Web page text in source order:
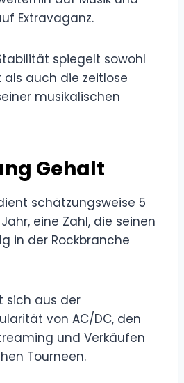
Extravaganz.
spiegelt sowohl
als auch die zeitlose
musikalischen
Gehalt
schätzungsweise 5
eine Zahl, die seinen
in der Rockbranche
sich aus der
von AC/DC, den
und Verkäufen
Tourneen.